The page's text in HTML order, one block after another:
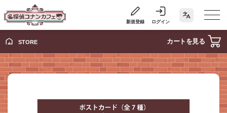
新規登録 ログイン
STORE カートを見る